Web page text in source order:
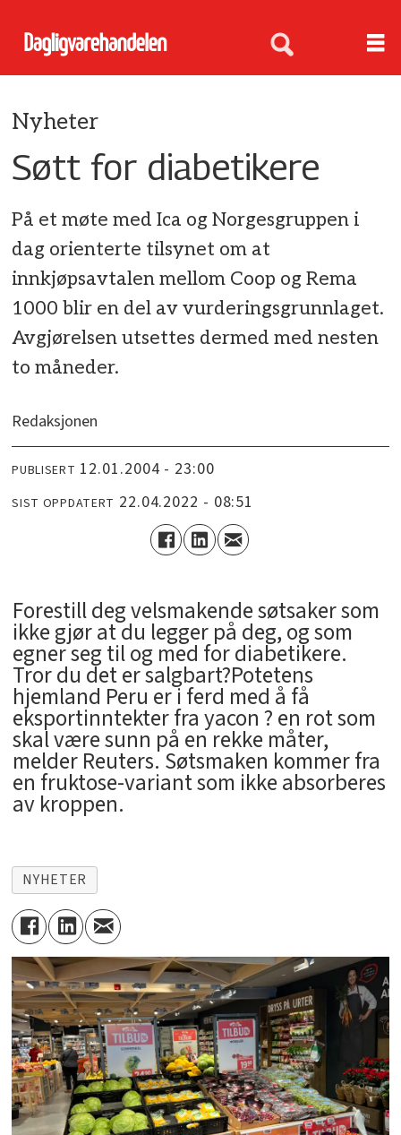
Nyheter
Søtt for diabetikere
På et møte med Ica og Norgesgruppen i
dag orienterte tilsynet om at
innkjøpsavtalen mellom Coop og Rema
1000 blir en del av vurderingsgrunnlaget.
Avgjørelsen utsettes dermed med nesten
to måneder.
Redaksjonen
PUBLISERT 12.01.2004 - 23:00
SIST OPPDATERT 22.04.2022 - 08:51
Forestill deg velsmakende søtsaker som
ikke gjør at du legger på deg, og som
egner seg til og med for diabetikere.
Tror du det er salgbart?Potetens
hjemland Peru er i ferd med å få
eksportinntekter fra yacon ? en rot som
skal være sunn på en rekke måter,
melder Reuters. Søtsmaken kommer fra
en fruktose-variant som ikke absorberes
av kroppen.
NYHETER